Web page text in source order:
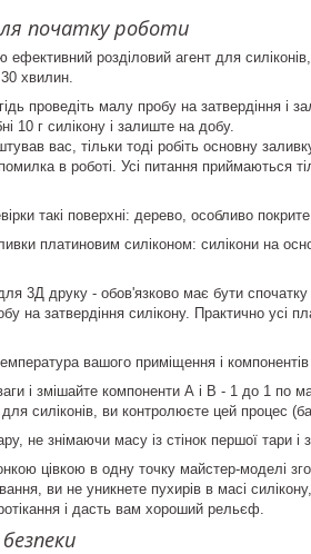
початку роботи
ефективний розділовий агент для
хвилин.
проведіть малу пробу на затвердіння і
10 г силікону і залиште на добу.
вас, тільки тоді робіть основну
в роботі. Усі питання приймаються
такі поверхні: дерево, особливо
платиновим силіконом: силікони на
3Д друку - обов'язково має бути
на затвердіння силікону. Практично
вашого приміщення і
і змішайте компоненти А і В - 1 до 1 по
силіконів, ви контролюєте цей процес
не знімаючи масу із стінок першої тари
цівкою в одну точку майстер-моделі
ви не уникнете пухирів в масі
і дасть вам хороший рельєф.